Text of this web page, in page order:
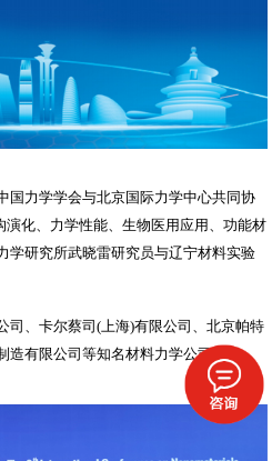
力学学会与北京国际力学中心共同协
演化、力学性能、生物医用应用、功能材
学研究所武晓雷研究员与辽宁材料实验
、卡尔蔡司(上海)有限公司、北京帕特
有限公司等知名材料力学公司。